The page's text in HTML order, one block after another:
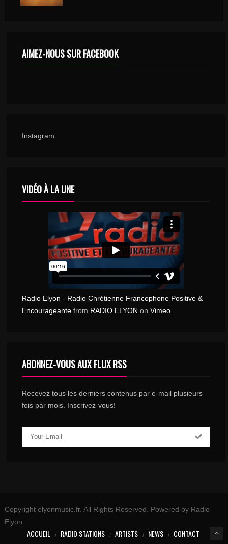
AIMEZ-NOUS SUR FACEBOOK
Instagram
VIDÉO À LA UNE
Radio Elyon - Radio Chrétienne Francophone Positive &
Encourageante from RADIO ELYON onVimeo
ABONNEZ-VOUS AUX FLUX RSS
Recevez tous les derniers contenus par e-mail plusieurs
fois par mois. Inscrivez-vous!
Copyright elyonmusic.fr. All Rights Reserved. Powered by Radio
Elyon
ACCUEIL RADIO STATIONS ARTISTS NEWS CONTACT